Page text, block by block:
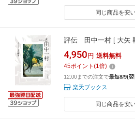
同じ商品を安
評伝 田中一村 [ 大矢
4,950 円 送料無料
45ポイント (1倍)
12:00までの注文で最短8/9(翌
楽天ブックス
同じ商品を安